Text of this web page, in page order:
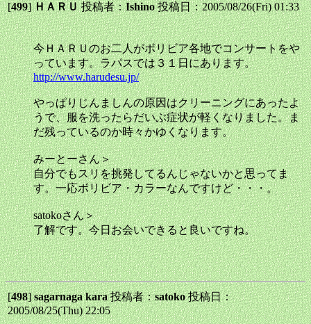
[499]ＨＡＲＵ投稿者：Ishino投稿日：2005/08/26(Fri) 01:33
今ＨＡＲＵのお二人がボリビア各地でコンサートをや
っています。ラパスでは３１日にあります。
http://www.harudesu.jp/
やっぱりじんましんの原因はクリーニングにあったよ
うで、服を洗ったらだいぶ症状が軽くなりました。ま
だ残っているのか時々かゆくなります。
みーとーさん＞
自分でもスリを挑発してるんじゃないかと思ってま
す。一応ボリビア・カラーなんですけど・・・。
satokoさん＞
了解です。今日お会いできると良いですね。
[498]sagarnaga kara投稿者：satoko投稿日：
2005/08/25(Thu) 22:05